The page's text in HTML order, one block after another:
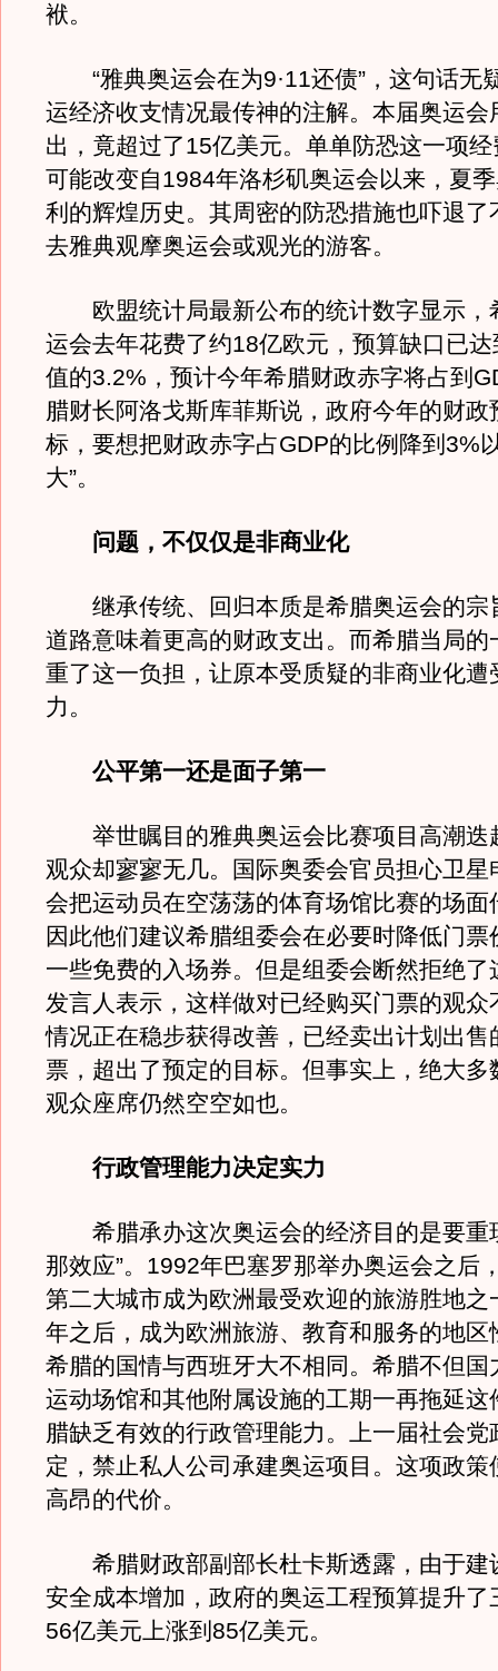
袱。
“雅典奥运会在为9·11还债”，这句话无
运经济收支情况最传神的注解。本届奥运会
出，竟超过了15亿美元。单单防恐这一项
可能改变自1984年洛杉矶奥运会以来，夏
利的辉煌历史。其周密的防恐措施也吓退了
去雅典观摩奥运会或观光的游客。
欧盟统计局最新公布的统计数字显示，
运会去年花费了约18亿欧元，预算缺口已
值的3.2%，预计今年希腊财政赤字将占到
腊财长阿洛戈斯库菲斯说，政府今年的财政
标，要想把财政赤字占GDP的比例降到3%
大”。
问题，不仅仅是非商业化
继承传统、回归本质是希腊奥运会的宗
道路意味着更高的财政支出。而希腊当局的
重了这一负担，让原本受质疑的非商业化遭
力。
公平第一还是面子第一
举世瞩目的雅典奥运会比赛项目高潮迭
观众却寥寥无几。国际奥委会官员担心卫星
会把运动员在空荡荡的体育场馆比赛的场面
因此他们建议希腊组委会在必要时降低门票
一些免费的入场券。但是组委会断然拒绝了
发言人表示，这样做对已经购买门票的观众
情况正在稳步获得改善，已经卖出计划出售
票，超出了预定的目标。但事实上，绝大多
观众座席仍然空空如也。
行政管理能力决定实力
希腊承办这次奥运会的经济目的是要重
那效应”。1992年巴塞罗那举办奥运会之后
第二大城市成为欧洲最受欢迎的旅游胜地之
年之后，成为欧洲旅游、教育和服务的地区
希腊的国情与西班牙大不相同。希腊不但国
运动场馆和其他附属设施的工期一再拖延这
腊缺乏有效的行政管理能力。上一届社会党
定，禁止私人公司承建奥运项目。这项政策
高昂的代价。
希腊财政部副部长杜卡斯透露，由于建
安全成本增加，政府的奥运工程预算提升了
56亿美元上涨到85亿美元。